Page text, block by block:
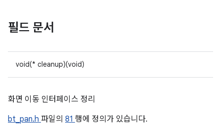
필드 문서
void(* cleanup)(void)
화면 이동 인터페이스 정리
bt_pan.h 파일의 81 행에 정의가 있습니다.